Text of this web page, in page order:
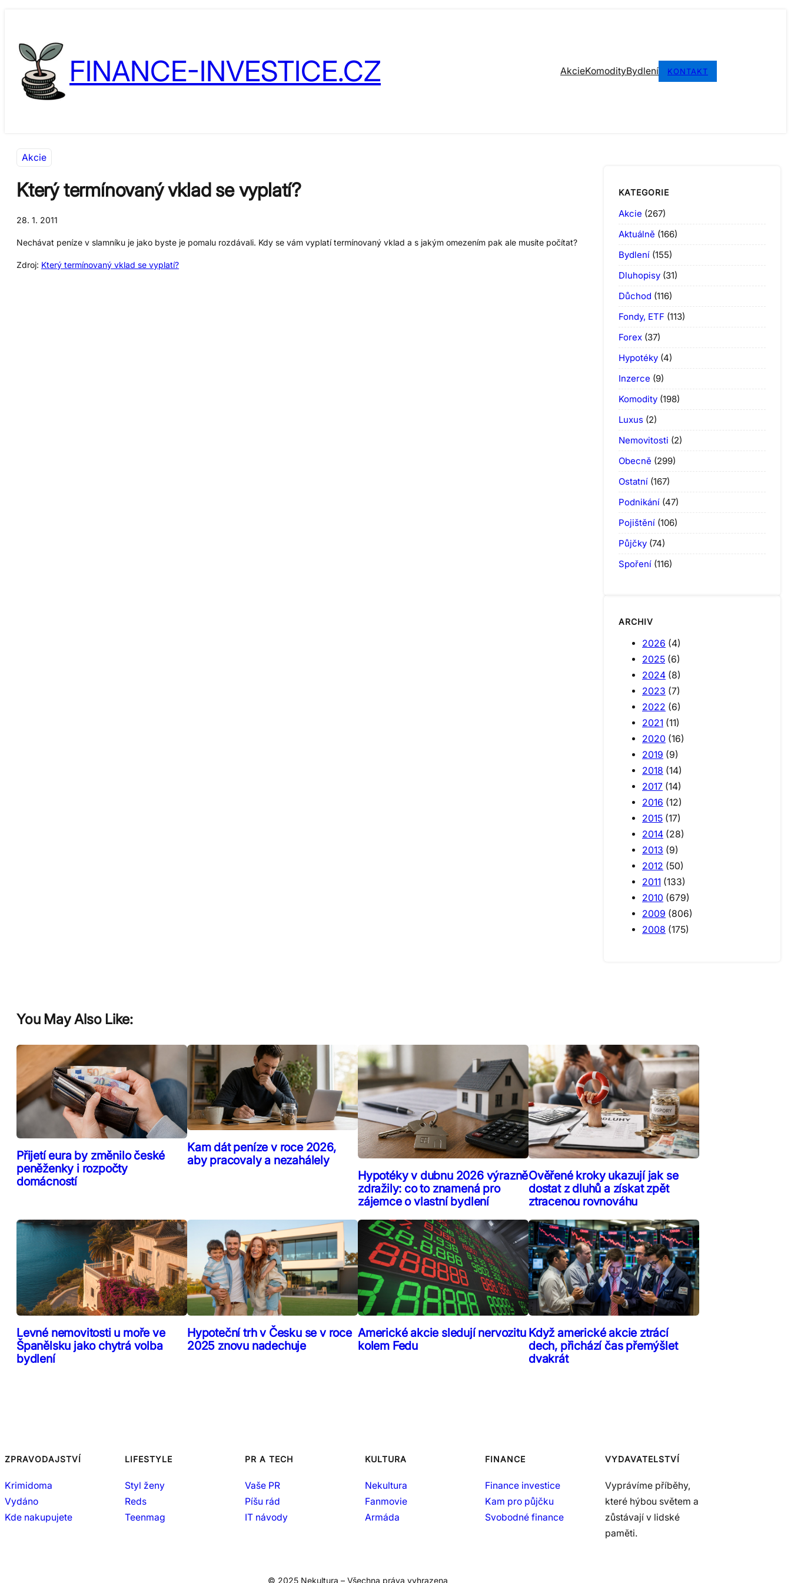
obsah
content
FINANCE-INVESTICE.CZ AkcieKomodityBydlení KONTAKT
Akcie
Který termínovaný vklad se vyplatí?
28. 1. 2011
Nechávat peníze v slamníku je jako byste je pomalu rozdávali. Kdy se vám vyplatí termínovaný vklad a s jakým omezením pak ale musíte počítat?
Zdroj: Který termínovaný vklad se vyplatí?
KATEGORIE
Akcie (267)
Aktuálně (166)
Bydlení (155)
Dluhopisy (31)
Důchod (116)
Fondy, ETF (113)
Forex (37)
Hypotéky (4)
Inzerce (9)
Komodity (198)
Luxus (2)
Nemovitosti (2)
Obecně (299)
Ostatní (167)
Podnikání (47)
Pojištění (106)
Půjčky (74)
Spoření (116)
ARCHIV
2026 (4)
2025 (6)
2024 (8)
2023 (7)
2022 (6)
2021 (11)
2020 (16)
2019 (9)
2018 (14)
2017 (14)
2016 (12)
2015 (17)
2014 (28)
2013 (9)
2012 (50)
2011 (133)
2010 (679)
2009 (806)
2008 (175)
You May Also Like:
Přijetí eura by změnilo české
peněženky i rozpočty
domácností
Kam dát peníze v roce 2026,
aby pracovaly a nezahálely
Hypotéky v dubnu 2026 výrazně
zdražily: co to znamená pro
zájemce o vlastní bydlení
Ověřené kroky ukazují jak se
dostat z dluhů a získat zpět
ztracenou rovnováhu
Levné nemovitosti u moře ve
Španělsku jako chytrá volba
bydlení
Hypoteční trh v Česku se v roce
2025 znovu nadechuje
Americké akcie sledují nervozitu
kolem Fedu
Když americké akcie ztrácí
dech, přichází čas přemýšlet
dvakrát
ZPRAVODAJSTVÍ
Krimidoma
Vydáno
Kde nakupujete
LIFESTYLE
Styl ženy
Reds
Teenmag
PR A TECH
Vaše PR
Píšu rád
IT návody
KULTURA
Nekultura
Fanmovie
Armáda
FINANCE
Finance investice
Kam pro půjčku
Svobodné finance
VYDAVATELSTVÍ
Vyprávíme příběhy,
které hýbou světem a
zůstávají v lidské
paměti.
© 2025 Nekultura – Všechna práva vyhrazena